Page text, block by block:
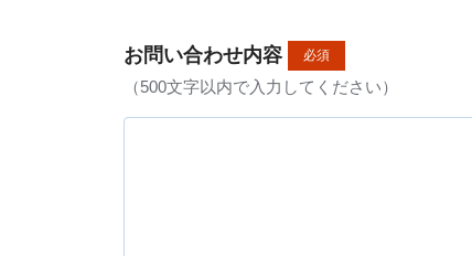
お問い合わせ内容 必須
（500文字以内で入力してください）